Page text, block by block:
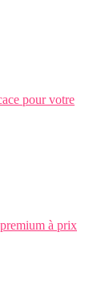
pour votre
à prix